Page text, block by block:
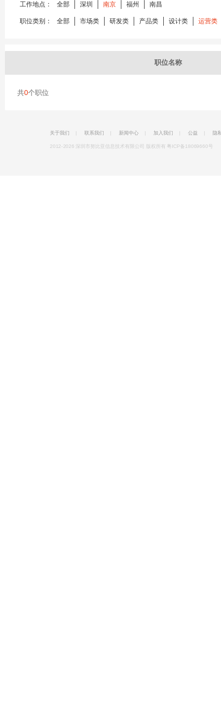
工作地点： 全部 深圳 南京 福州 南昌
职位类别： 全部 市场类 研发类 产品类 设计类 运营类
职位名称
共0个职位
关于我们 | 联系我们 | 新闻中心 | 加入我们 | 公益 | 隐
2012-2026 深圳市努比亚信息技术有限公司 版权所有 粤ICP备18069660号